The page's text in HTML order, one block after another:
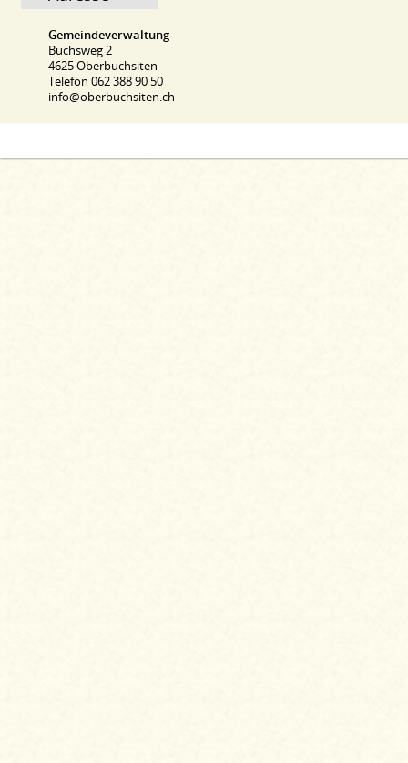
Gemeindeverwaltung
Buchsweg 2
4625 Oberbuchsiten
Telefon 062 388 90 50
info@oberbuchsiten.ch